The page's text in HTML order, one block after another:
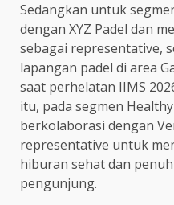
Sedangkan untuk
dengan XYZ Padel dan
sebagai representative,
lapangan padel di area
saat perhelatan IIMS
itu, pada segmen
berkolaborasi dengan
representative untuk
hiburan sehat dan
pengunjung.